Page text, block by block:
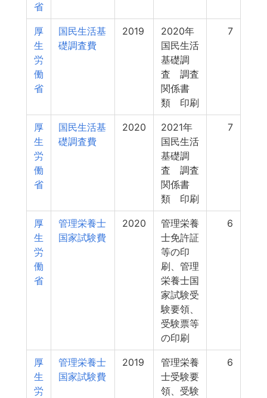
省
厚
生
労
働
省
国民生活基
礎調査費
2019
2020年
国民生活
基礎調
査 調査
関係書
類 印刷
7
厚
生
労
働
省
国民生活基
礎調査費
2020
2021年
国民生活
基礎調
査 調査
関係書
類 印刷
7
厚
生
労
働
省
管理栄養士
国家試験費
2020
管理栄養
士免許証
等の印
刷、管理
栄養士国
家試験受
験要領、
受験票等
の印刷
6
厚
生
労
管理栄養士
国家試験費
2019
管理栄養
士受験要
領、受験
6